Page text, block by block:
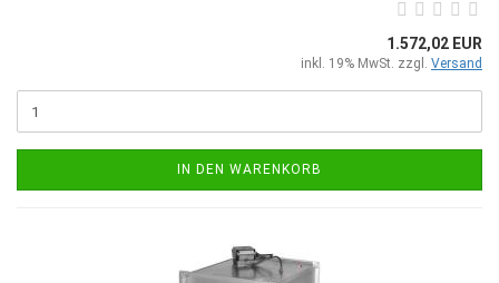
1.572,02 EUR
inkl. 19% MwSt. zzgl. Versand
IN DEN WARENKORB